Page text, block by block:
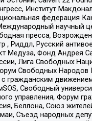
Институт
федерация
научный
пресса,
, Риддл, Русский
Медуза, Фонд Андрея
Лига Свободных
Свободных Народов
гражданским
Свободный
управления, Форум
Беллона, Союз
Съезд народных